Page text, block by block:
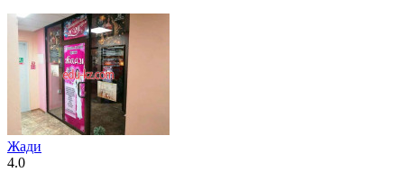
Жади
4.0